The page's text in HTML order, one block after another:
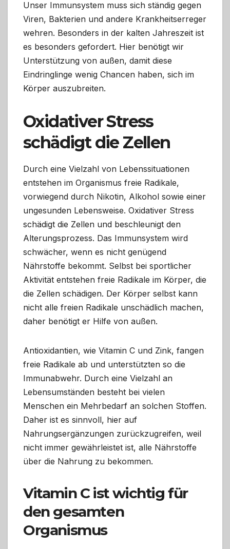
Unser Immunsystem muss sich ständig gegen
Viren, Bakterien und andere Krankheitserreger
wehren. Besonders in der kalten Jahreszeit ist
es besonders gefordert. Hier benötigt wir
Unterstützung von außen, damit diese
Eindringlinge wenig Chancen haben, sich im
Körper auszubreiten.
Oxidativer Stress
schädigt die Zellen
Durch eine Vielzahl von Lebenssituationen
entstehen im Organismus freie Radikale,
vorwiegend durch Nikotin, Alkohol sowie einer
ungesunden Lebensweise. Oxidativer Stress
schädigt die Zellen und beschleunigt den
Alterungsprozess. Das Immunsystem wird
schwächer, wenn es nicht genügend
Nährstoffe bekommt. Selbst bei sportlicher
Aktivität entstehen freie Radikale im Körper, die
die Zellen schädigen. Der Körper selbst kann
nicht alle freien Radikale unschädlich machen,
daher benötigt er Hilfe von außen.
Antioxidantien, wie Vitamin C und Zink, fangen
freie Radikale ab und unterstützten so die
Immunabwehr. Durch eine Vielzahl an
Lebensumständen besteht bei vielen
Menschen ein Mehrbedarf an solchen Stoffen.
Daher ist es sinnvoll, hier auf
Nahrungsergänzungen zurückzugreifen, weil
nicht immer gewährleistet ist, alle Nährstoffe
über die Nahrung zu bekommen.
Vitamin C ist wichtig für
den gesamten
Organismus